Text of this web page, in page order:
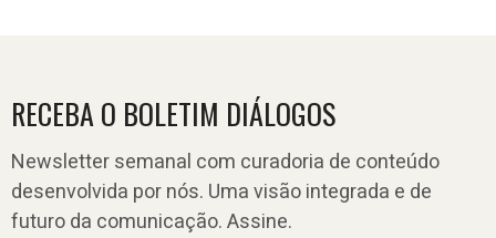
RECEBA O BOLETIM DIÁLOGOS
Newsletter semanal com curadoria de conteúdo
desenvolvida por nós. Uma visão integrada e de
futuro da comunicação. Assine.